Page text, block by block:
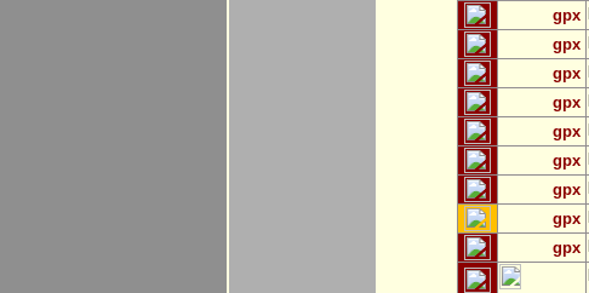
gpx
gpx
gpx
gpx
gpx
gpx
gpx
gpx
gpx